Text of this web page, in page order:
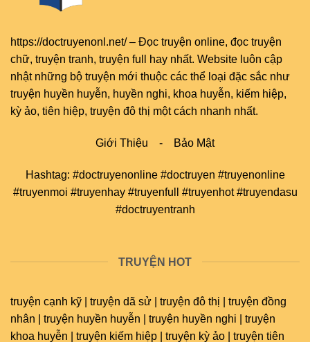
https://doctruyenonl.net/– Đọc truyện online, đọc truyện
chữ, truyện tranh, truyện full
hay nhất. Website luôn cập
nhật những bộ truyện mới thuộc các thể loại đặc sắc như
truyện huyền huyễn, huyền nghi, khoa huyễn, kiếm hiệp,
kỳ ảo, tiên hiệp, truyện đô thị một cách nhanh nhất.
Giới Thiệu - Bảo Mật
Hashtag: #doctruyenonline #doctruyen #truyenonline
#truyenmoi #truyenhay #truyenfull #truyenhot #truyendasu
#doctruyentranh
TRUYỆN HOT
truyện cạnh kỹ | truyện dã sử | truyện đô thị | truyện đồng
nhân | truyện huyền huyễn | truyện huyền nghi | truyện
khoa huyễn | truyện kiếm hiệp | truyện kỳ ảo | truyện tiên